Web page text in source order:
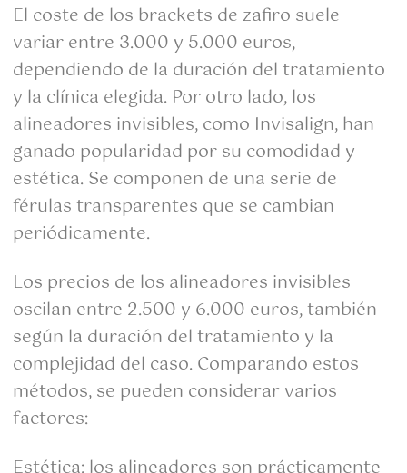
El coste de los brackets de zafiro suele
variar entre 3.000 y 5.000 euros,
dependiendo de la duración del tratamiento
y la clínica elegida. Por otro lado, los
alineadores invisibles, como Invisalign, han
ganado popularidad por su comodidad y
estética. Se componen de una serie de
férulas transparentes que se cambian
periódicamente.
Los precios de los alineadores invisibles
oscilan entre 2.500 y 6.000 euros, también
según la duración del tratamiento y la
complejidad del caso. Comparando estos
métodos, se pueden considerar varios
factores: